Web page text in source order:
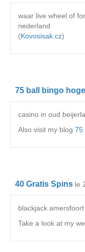
waar live wheel of
nederland
(Kovosisak.cz)
75 ball bingo
casino in oud
Also visit my blog 75
40 Gratis Spins le
blackjack amersfoort
Take a look at my